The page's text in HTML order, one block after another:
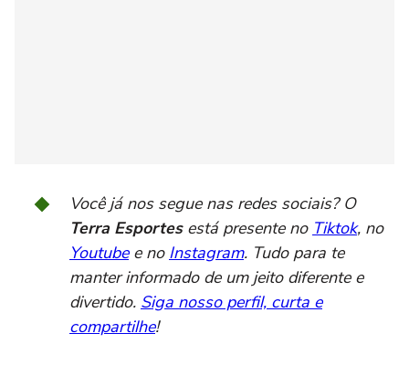
Você já nos segue nas redes sociais? O
Terra Esportesestá presente no Tiktok, no
Youtubee no Instagram. Tudo para te
manter informado de um jeito diferente e
divertido. Siga nosso perfil, curta e
compartilhe!